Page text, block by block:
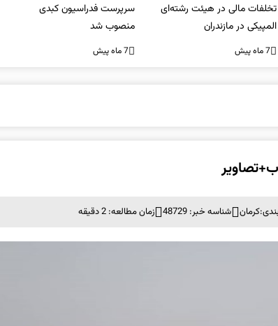
تخلفات مالی در هیئت رشته‌ای
المپیکی در مازندران
7 ماه پیش
سرپرست فدراسیون کبدی
منصوب شد
7 ماه پیش
کرمان شناسه خبر: 48729 زمان مطالعه: 2 دقیقه